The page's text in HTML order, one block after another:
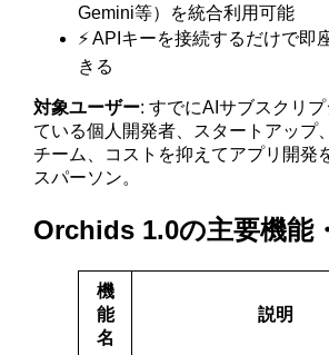
Gemini等）を統合利用可能
⚡ APIキーを接続するだけで即
きる
対象ユーザー: すでにAIサブスクリ
ている個人開発者、スタートアップ
チーム、コストを抑えてアプリ開発
スパーソン。
Orchids 1.0の主要機能
機
能
名
説明